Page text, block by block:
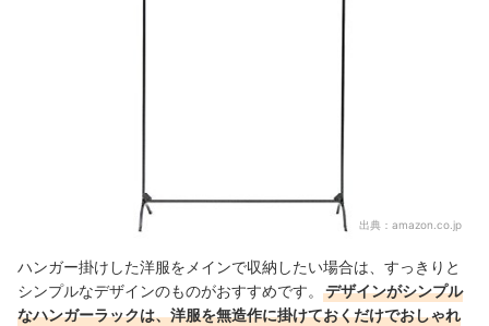
出典： amazon.co.jp
ハンガー掛けした洋服をメインで収納したい場合は、すっきりと
シンプルなデザインのものがおすすめです。
デザインがシンプル
なハンガーラックは、洋服を無造作に掛けておくだけでおしゃれ